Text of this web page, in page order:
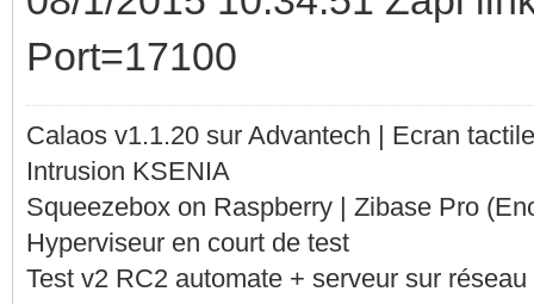
Port=17100
Calaos v1.1.20 sur Advantech | Ecran
Intrusion KSENIA
Squeezebox on Raspberry | Zibase Pro
Hyperviseur en court de test
Test v2 RC2 automate + serveur sur